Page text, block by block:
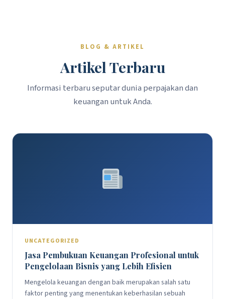
BLOG & ARTIKEL
Artikel Terbaru
Informasi terbaru seputar dunia perpajakan dan
keuangan untuk Anda.
UNCATEGORIZED
Jasa Pembukuan Keuangan Profesional untuk
Pengelolaan Bisnis yang Lebih Efisien
Mengelola keuangan dengan baik merupakan salah satu
faktor penting yang menentukan keberhasilan sebuah